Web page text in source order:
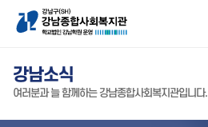
강남소식
여러분과 늘 함께하는 강남종합사회복지관입니다.